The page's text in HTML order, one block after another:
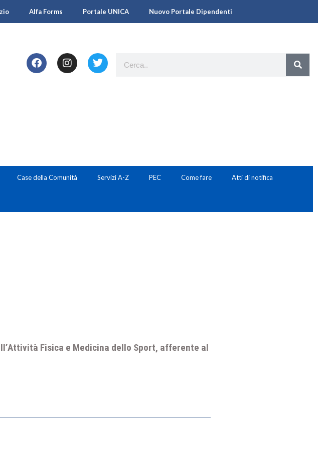
Alfa Forms Portale UNICA Nuovo Portale Dipendenti
Case della Comunità Servizi A-Z PEC Come fare Atti di notifica
Fisica e Medicina dello Sport, afferente al